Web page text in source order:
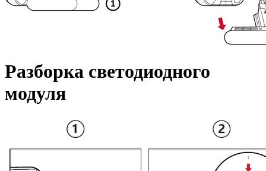
Разборка светодиодного
модуля